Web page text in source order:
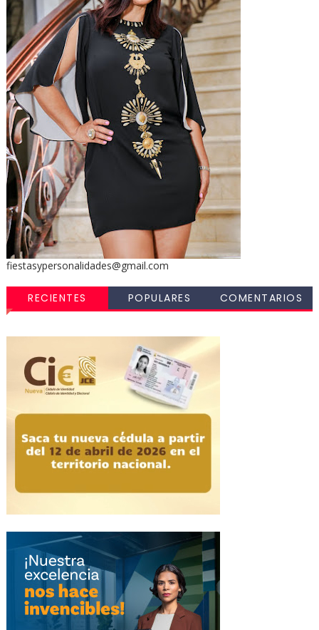
fiestasypersonalidades@gmail.com
RECIENTES POPULARES COMENTARIOS